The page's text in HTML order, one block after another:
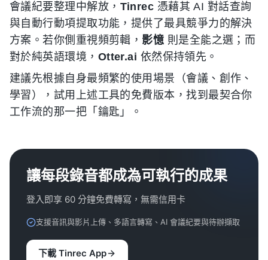
會議紀要整理中解放， Tinrec 憑藉其 AI 對話查詢
與自動行動項提取功能，提供了最具競爭力的解決
方案。若你側重視頻剪輯， 影憶 則是全能之選；而
對於純英語環境， Otter.ai 依然保持領先。
建議先根據自身最頻繁的使用場景（會議、創作、
學習），試用上述工具的免費版本，找到最契合你
工作流的那一把「鑰匙」。
讓每段錄音都成為可執行的成果
登入即享 60 分鐘免費轉寫，無需信用卡
支援音訊與影片上傳、多語言轉寫、AI 會議紀要與待辦擷取
下載 Tinrec App